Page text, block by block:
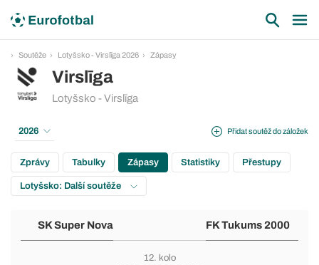
Soutěže Lotyšsko - Virslīga 2026 Zápasy
Virslīga
Lotyšsko - Virslīga
Přidat soutěž do záložek
2026
Zprávy Tabulky Zápasy Statistiky Přestupy
Lotyšsko: Další soutěže
SK Super Nova FK Tukums 2000
12. kolo